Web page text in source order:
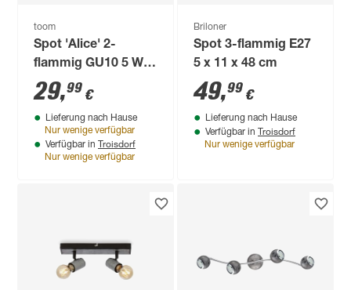
toom
Spot 'Alice' 2-
flammig GU10 5 W
10 x 14 x 32 cm
29,99 €
Lieferung nach Hause
Nur wenige verfügbar
Verfügbar in Troisdorf
Nur wenige verfügbar
Briloner
Spot 3-flammig E27
5 x 11 x 48 cm
49,99 €
Lieferung nach Hause
Verfügbar in Troisdorf
Nur wenige verfügbar